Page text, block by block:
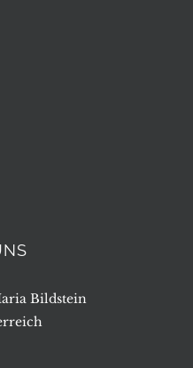
Bildstein